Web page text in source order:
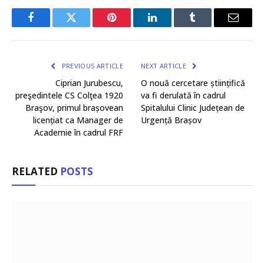
FacebookTwitter Pinterest LinkedInTumblr Email
PREVIOUS ARTICLE
Ciprian Jurubescu,
preşedintele CS Colţea 1920
Braşov, primul brașovean
licențiat ca Manager de
Academie în cadrul FRF
NEXT ARTICLE
O nouă cercetare științifică
va fi derulată în cadrul
Spitalului Clinic Județean de
Urgență Brașov
RELATED POSTS